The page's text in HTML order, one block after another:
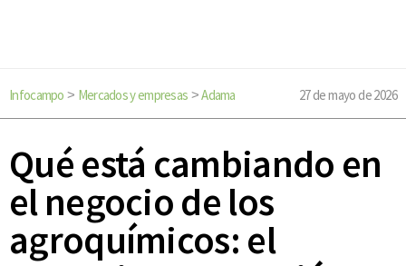
Infocampo > Mercados y empresas >Adama 27 de mayo de 2026
Qué está cambiando en
el negocio de los
agroquímicos: el